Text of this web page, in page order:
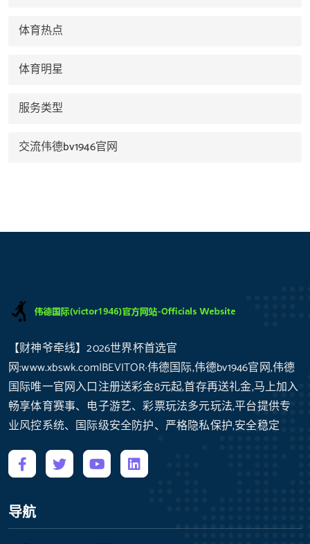
体育热点
体育明星
服务类型
交流伟德bv1946官网
【财神爷牵线】2026世界杯首选官
网:www.xbswk.com|BEVITOR·伟德国际,伟德bv1946官网,伟德
国际唯一官网入口注册送彩金8元起,首存再送礼金,马上加入
畅享体育赛事、电子游艺、彩票玩法多元玩法,平台提供专
业风控系统、国际级安全防护、严格隐私保护,安全稳定
导航